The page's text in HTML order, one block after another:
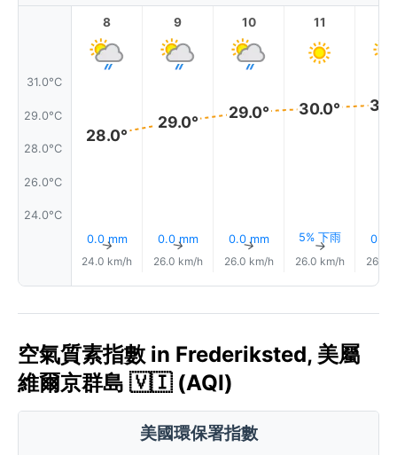
31.0°C
29.0°C
28.0°C
26.0°C
24.0°C
8
28.0°
0.0 mm
↑
24.0 km/h
9
29.0°
0.0 mm
↑
26.0 km/h
10
29.0°
0.0 mm
↑
26.0 km/h
11
30.0°
5% 下雨
↑
26.0 km/h
0.0
26.0
空氣質素指數 in Frederiksted, 美屬
維爾京群島 🇻🇮 (AQI)
美國環保署指數